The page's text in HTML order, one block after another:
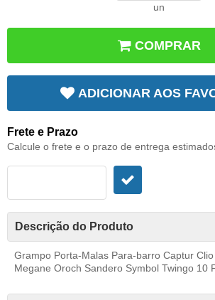
un
COMPRAR
ADICIONAR AOS
Frete e Prazo
Calcule o frete e o prazo de entrega
Descrição do Produto
Grampo Porta-Malas Para-barro Captur
Megane Oroch Sandero Symbol Twingo 10